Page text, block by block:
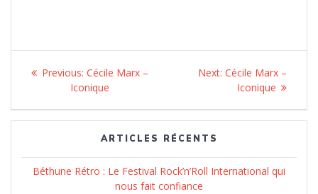
Navigation
l’article
Previous: Previous
post:
Cécile Marx –
Iconique
Next: Next
post:
Cécile Marx –
Iconique
ARTICLES RÉCENTS
Béthune Rétro : Le Festival Rock’n’Roll International qui
nous fait confiance